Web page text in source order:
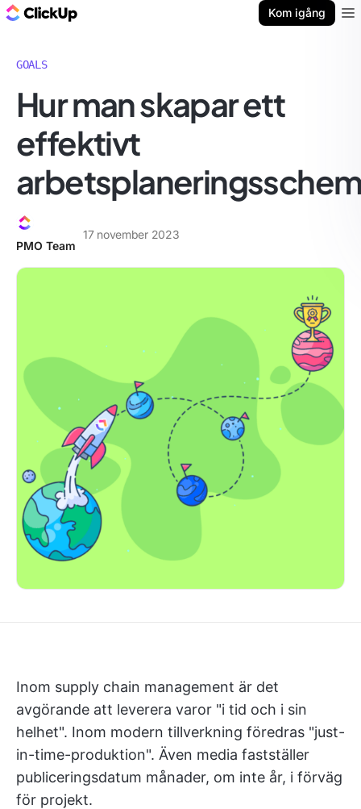
Kom igång
GOALS
Hur man skapar ett
effektivt
PMO Team
17 november 2023
Inom supply chain management är det
avgörande att leverera varor "i tid och i sin
helhet". Inom modern tillverkning föredras "just-
in-time-produktion". Även media fastställer
publiceringsdatum månader, om inte år, i förväg
för projekt.